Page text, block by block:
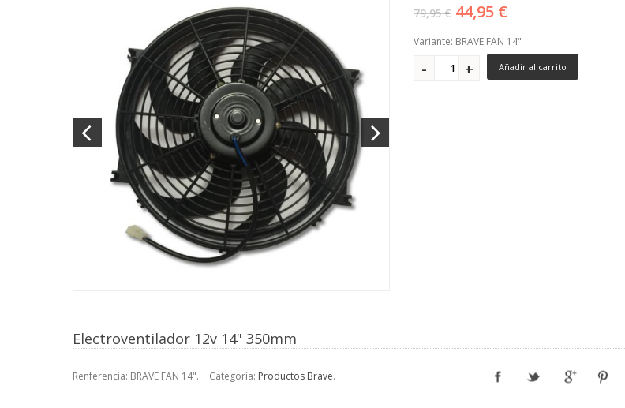
79,95 € 44,95 €
Variante: BRAVE FAN 14"
Añadir al carrito
Electroventilador 12v 14" 350mm
Renferencia: BRAVE FAN 14". Categoría: Productos Brave.